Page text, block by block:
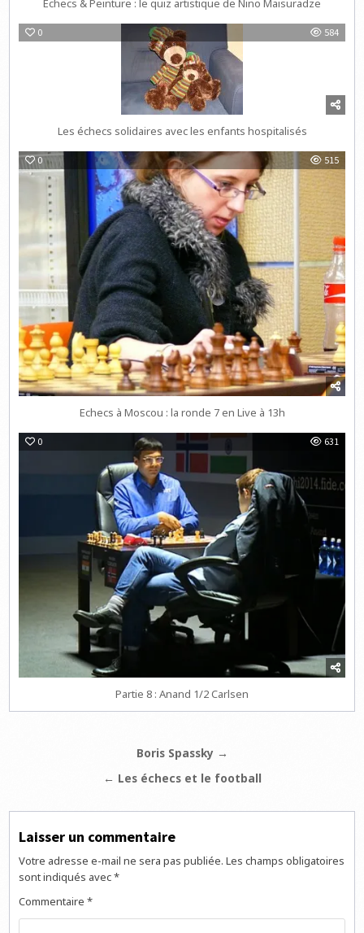
0 584
Les échecs solidaires avec les enfants hospitalisés
0 515
Echecs à Moscou : la ronde 7 en Live à 13h
0 631
Partie 8 : Anand 1/2 Carlsen
Boris Spassky →
← Les échecs et le football
Laisser un commentaire
Votre adresse e-mail ne sera pas publiée. Les champs obligatoires
sont indiqués avec*
Commentaire*